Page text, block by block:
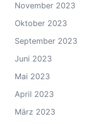
November 2023
Oktober 2023
September 2023
Juni 2023
Mai 2023
April 2023
März 2023